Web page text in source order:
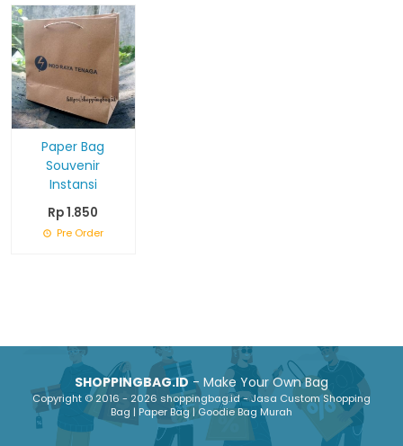
Paper Bag
Souvenir
Instansi
Rp 1.850
Pre Order
SHOPPINGBAG.ID- Make Your Own Bag
Copyright © 2016 - 2026 shoppingbag.id - Jasa Custom Shopping
Bag | Paper Bag | Goodie Bag Murah